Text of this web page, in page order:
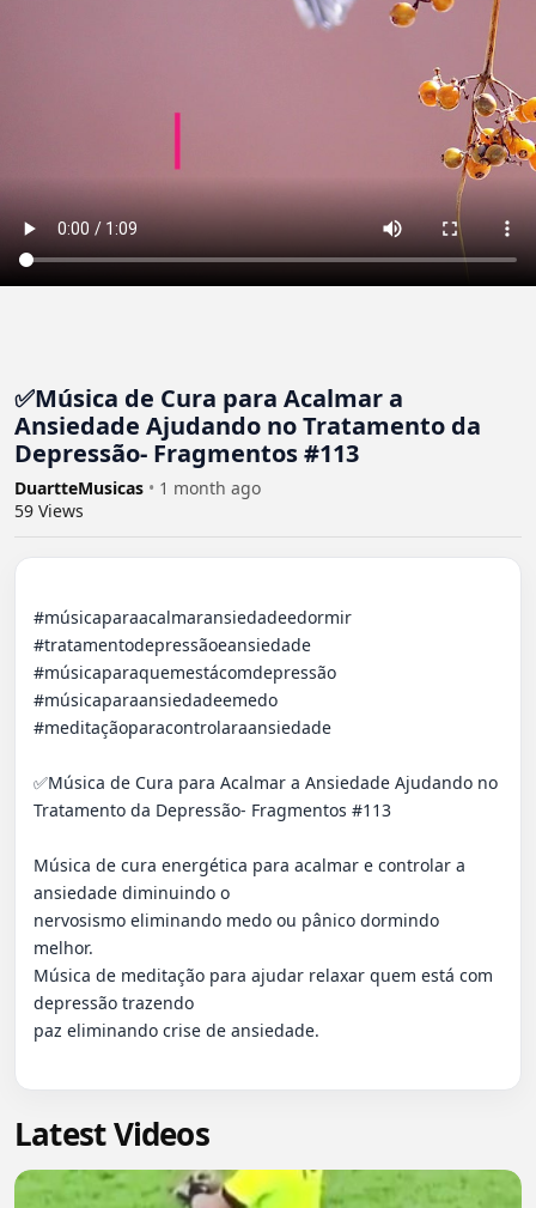
✅Música de Cura para Acalmar a
Ansiedade Ajudando no Tratamento da
Depressão- Fragmentos #113
DuartteMusicas • 1 month ago
59 Views
#músicaparaacalmaransiedadeedormir
#tratamentodepressãoeansiedade
#músicaparaquemestácomdepressão
#músicaparaansiedadeemedo
#meditaçãoparacontrolaraansiedade
✅Música de Cura para Acalmar a Ansiedade Ajudando no
Tratamento da Depressão- Fragmentos #113
Música de cura energética para acalmar e controlar a
ansiedade diminuindo o
nervosismo eliminando medo ou pânico dormindo
melhor.
Música de meditação para ajudar relaxar quem está com
depressão trazendo
paz eliminando crise de ansiedade.
Latest Videos